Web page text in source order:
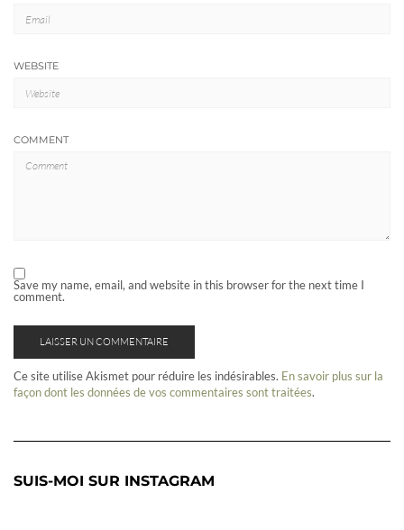
WEBSITE
COMMENT
Save my name, email, and website in this browser for the next time I
comment.
Ce site utilise Akismet pour réduire les indésirables. En savoir plus sur la
façon dont les données de vos commentaires sont traitées.
SUIS-MOI SUR INSTAGRAM